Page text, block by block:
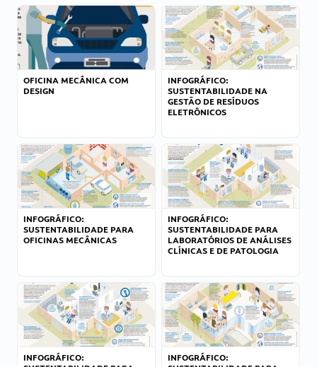
OFICINA MECÂNICA COM
DESIGN
INFOGRÁFICO:
SUSTENTABILIDADE NA
GESTÃO DE RESÍDUOS
ELETRÔNICOS
INFOGRÁFICO:
SUSTENTABILIDADE PARA
OFICINAS MECÂNICAS
INFOGRÁFICO:
SUSTENTABILIDADE PARA
LABORATÓRIOS DE ANÁLISES
CLÍNICAS E DE PATOLOGIA
INFOGRÁFICO:
INFOGRÁFICO: